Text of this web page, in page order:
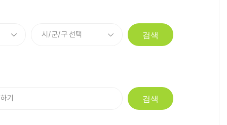
검색
검색